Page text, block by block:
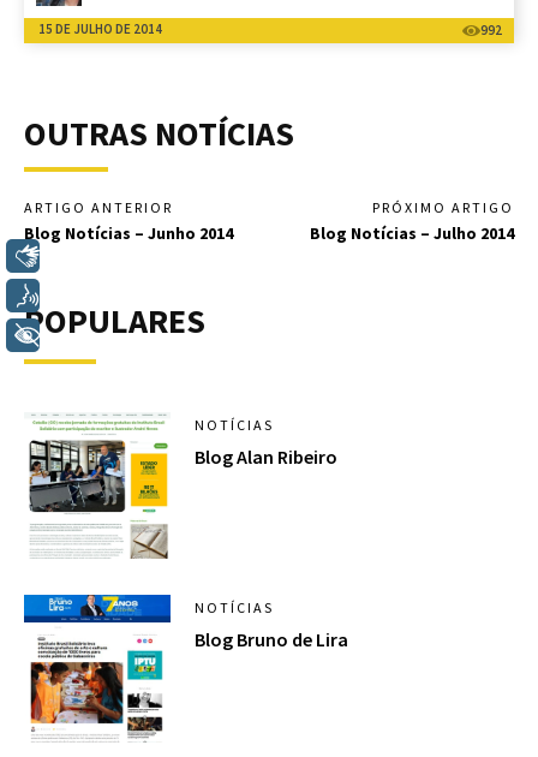
15 DE JULHO DE 2014 992
OUTRAS NOTÍCIAS
ARTIGO ANTERIOR
Blog Notícias – Junho 2014
PRÓXIMO ARTIGO
Blog Notícias – Julho 2014
POPULARES
NOTÍCIAS
Blog Alan Ribeiro
NOTÍCIAS
Blog Bruno de Lira
+ Acessibilidade